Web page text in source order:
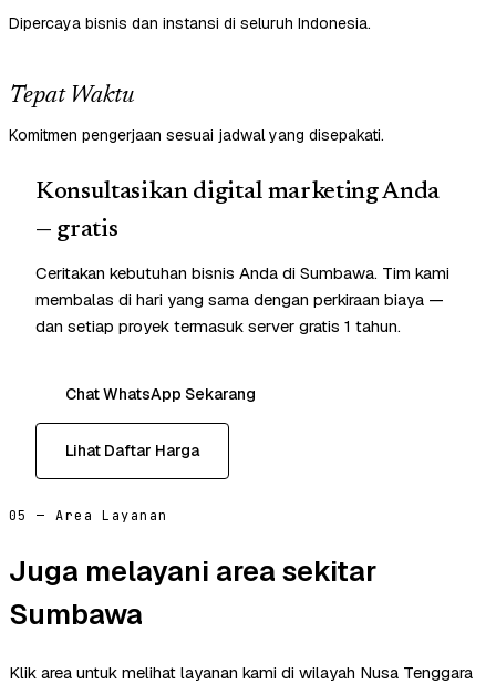
Dipercaya bisnis dan instansi di seluruh Indonesia.
Tepat Waktu
Komitmen pengerjaan sesuai jadwal yang disepakati.
Konsultasikan digital marketing Anda
— gratis
Ceritakan kebutuhan bisnis Anda di Sumbawa. Tim kami
membalas di hari yang sama dengan perkiraan biaya —
dan setiap proyek termasuk server gratis 1 tahun.
Chat WhatsApp Sekarang
Lihat Daftar Harga
05 — Area Layanan
Juga melayani area sekitar
Sumbawa
Klik area untuk melihat layanan kami di wilayah Nusa Tenggara